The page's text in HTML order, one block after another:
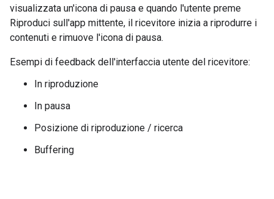
visualizzata un'icona di pausa e quando l'utente preme
Riproduci sull'app mittente, il ricevitore inizia a riprodurre i
contenuti e rimuove l'icona di pausa.
Esempi di feedback dell'interfaccia utente del ricevitore:
In riproduzione
In pausa
Posizione di riproduzione / ricerca
Buffering